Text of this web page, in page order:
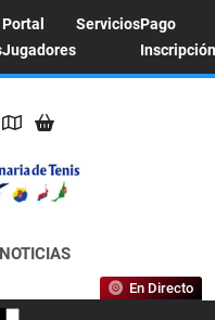
Portal
Jugadores
ServiciosPago
Inscripción
DE
Federación Canaria De
En Directo